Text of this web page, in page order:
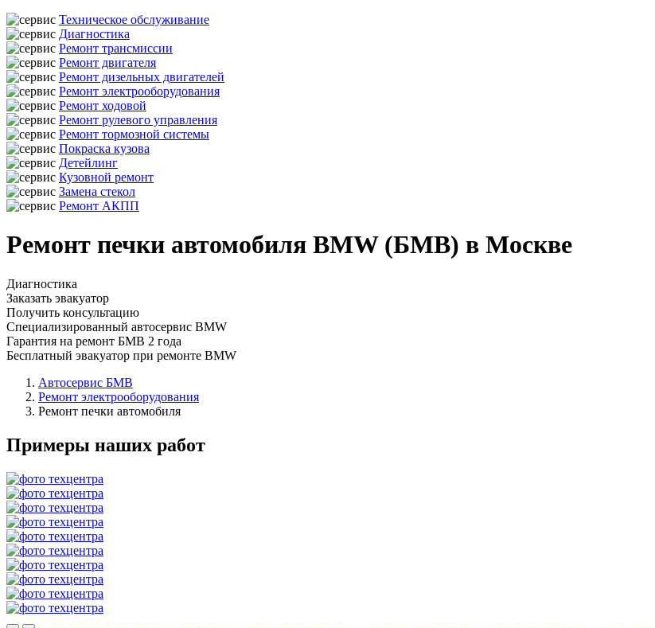
Техническое обслуживание
Диагностика
Ремонт трансмиссии
Ремонт двигателя
Ремонт дизельных двигателей
Ремонт электрооборудования
Ремонт ходовой
Ремонт рулевого управления
Ремонт тормозной системы
Покраска кузова
Детейлинг
Кузовной ремонт
Замена стекол
Ремонт АКПП
Ремонт печки автомобиля BMW (БМВ) в Москве
Диагностика
Заказать эвакуатор
Получить консультацию
Специализированный автосервис BMW
Гарантия на ремонт БМВ 2 года
Бесплатный эвакуатор при ремонте BMW
Автосервис БМВ
Ремонт электрооборудования
Ремонт печки автомобиля
Примеры наших работ